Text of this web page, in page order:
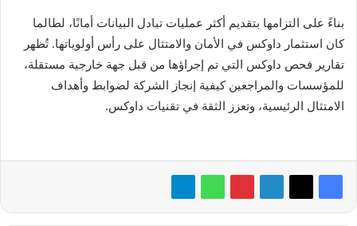
بناءً على التزامها بتقديم أكثر عمليات تبادل البيانات أمانًا، لطالما
كان استثمار داوكس في الأمان والامتثال على رأس أولوياتها. تُظهر
تقارير فحص داوكس التي تم إجراؤها من قبل جهة خارجية مستقلة،
للمؤسسات والمراجعين كيفية إنجاز الشركة لضوابط وأهداف
الامتثال الرئيسية، وتعزز الثقة في تقنيات داوكس.